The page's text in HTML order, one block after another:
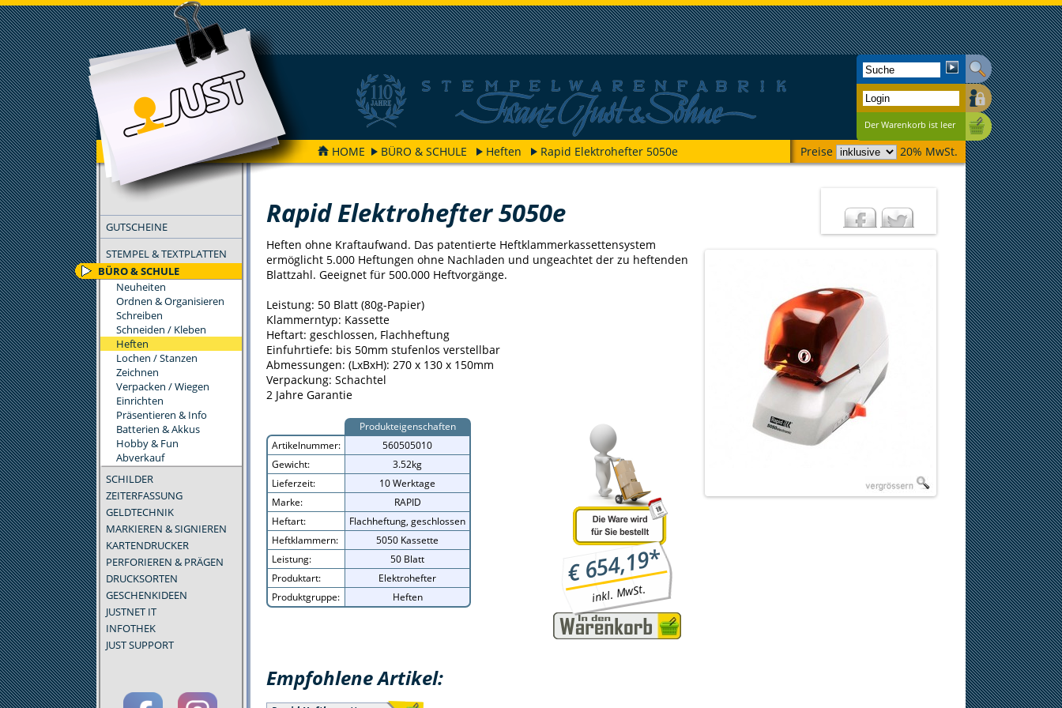
Der Warenkorb ist leer
Preise 20% MwSt.
HOME BÜRO & SCHULE Heften Rapid Elektrohefter 5050e
GUTSCHEINE
STEMPEL & TEXTPLATTEN
BÜRO & SCHULE
Neuheiten
Ordnen & Organisieren
Schreiben
Schneiden / Kleben
Heften
Lochen / Stanzen
Zeichnen
Verpacken / Wiegen
Einrichten
Präsentieren & Info
Batterien & Akkus
Hobby & Fun
Abverkauf
SCHILDER
ZEITERFASSUNG
GELDTECHNIK
MARKIEREN & SIGNIEREN
KARTENDRUCKER
PERFORIEREN & PRÄGEN
DRUCKSORTEN
GESCHENKIDEEN
JUSTNET IT
INFOTHEK
JUST SUPPORT
FILTER
Rapid Elektrohefter 5050e
Heften ohne Kraftaufwand. Das patentierte Heftklammerkassettensystem
ermöglicht 5.000 Heftungen ohne Nachladen und ungeachtet der zu heftenden
Blattzahl. Geeignet für 500.000 Heftvorgänge.
Leistung: 50 Blatt (80g-Papier)
Klammerntyp: Kassette
Heftart: geschlossen, Flachheftung
Einfuhrtiefe: bis 50mm stufenlos verstellbar
Abmessungen: (LxBxH): 270 x 130 x 150mm
Verpackung: Schachtel
2 Jahre Garantie
€654,19*
inkl. MwSt.
Produkteigenschaften
Artikelnummer:
560505010
Gewicht:
3.52kg
Lieferzeit:
10 Werktage
Marke:
RAPID
Heftart:
Flachheftung, geschlossen
Heftklammern:
5050 Kassette
Leistung:
50 Blatt
Produktart:
Elektrohefter
Produktgruppe:
Heften
Empfohlene Artikel: